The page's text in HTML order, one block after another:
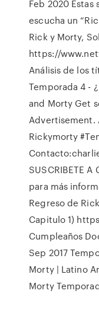
Feb 2020 Estas
escucha un
Rick y Morty,
https://
Análisis de los
Temporada 4 -
and Morty Get
Advertisement.
Rickymorty
SUSCRIBETE
para más
Regreso de
Capitulo 1)
Cumpleaños
Sep 2017
Morty | Latino
Morty